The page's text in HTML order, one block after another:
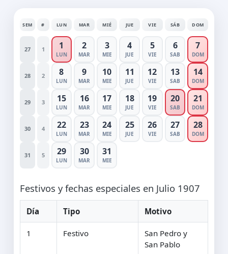
SEM # LUN MAR MIÉ JUE VIE SÁB DOM
27 1 1
LUN
2
MAR
3
MIE
4
JUE
5
VIE
6
SAB
7
DOM
28 2 8
LUN
9
MAR
10
MIE
11
JUE
12
VIE
13
SAB
14
DOM
29 3 15
LUN
16
MAR
17
MIE
18
JUE
19
VIE
20
SAB
21
DOM
30 4 22
LUN
23
MAR
24
MIE
25
JUE
26
VIE
27
SAB
28
DOM
31 5 29
LUN
30
MAR
31
MIE
Festivos y fechas especiales en Julio 1907
Día Tipo Motivo
1 Festivo
San Pedro y
San Pablo